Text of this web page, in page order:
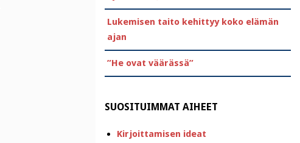
Lukemisen taito kehittyy koko elämän
ajan
”He ovat väärässä”
SUOSITUIMMAT AIHEET
Kirjoittamisen ideat